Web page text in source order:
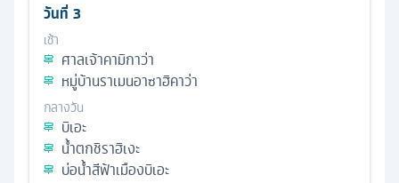
วันที่ 3
เช้า
ศาลเจ้าคามิกาว่า
หมู่บ้านราเมนอาซาฮิคาว่า
กลางวัน
บิเอะ
น้ำตกชิราฮิเงะ
บ่อน้ำสีฟ้าเมืองบิเอะ